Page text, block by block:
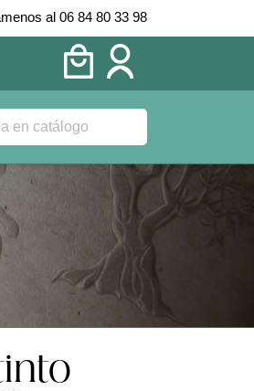
al 06 84 80 33 98